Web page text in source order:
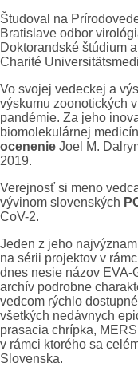
Študoval na
Bratislave odbor
Doktorandské štúdium
Charité
Vo svojej vedeckej a
výskumu zoonotických
pandémie. Za jeho
biomolekulárnej
ocenenie Joel M.
2019.
Verejnosť si meno
vývinom slovenských
CoV-2.
Jeden z jeho
na sérii projektov v
dnes nesie názov EVA-
archív podrobne
vedcom rýchlo
všetkých nedávnych
prasacia chrípka,
v rámci ktorého sa
Slovenska.